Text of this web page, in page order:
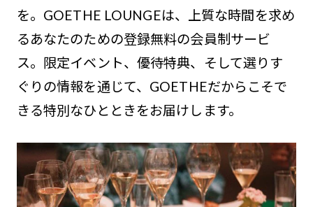
を。GOETHE LOUNGEは、上質な時間を求め
るあなたのための登録無料の会員制サービ
ス。限定イベント、優待特典、そして選りす
ぐりの情報を通じて、GOETHEだからこそで
きる特別なひとときをお届けします。